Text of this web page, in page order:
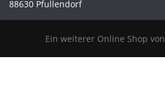
88630 Pfullendorf
Ein weiterer Online Shop von